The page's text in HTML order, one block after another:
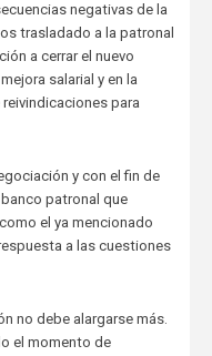
negativas de la
trasladado a la patronal
a cerrar el nuevo
salarial y en la
para
y con el fin de
patronal que
el ya mencionado
a las cuestiones
no debe alargarse más.
el momento de